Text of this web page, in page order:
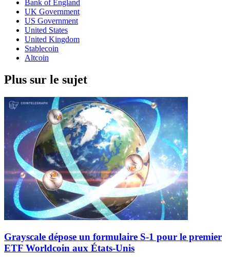
Bank of England
UK Government
US Government
United States
United Kingdom
Stablecoin
Altcoin
Plus sur le sujet
Grayscale dépose un formulaire S-1 pour le premier
ETF Worldcoin aux États-Unis